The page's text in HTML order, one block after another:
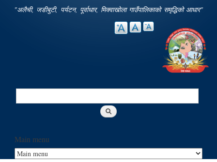
"अलैची, जडीबुटी, पर्यटन, पूर्वाधार, मिक्वाखोला गाउँपालिकाको समृद्धिको आधार"
Search
Main menu